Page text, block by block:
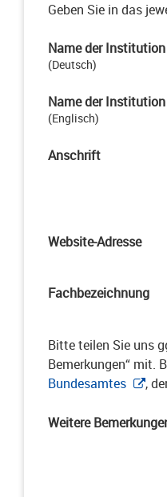
Geben Sie in das
Name der Institution
(Deutsch)
Name der Institution
(Englisch)
Anschrift
Website-Adresse
Fachbezeichnung
Bitte teilen Sie uns
Bemerkungen“ mit.
Bundesamtes
,
Weitere